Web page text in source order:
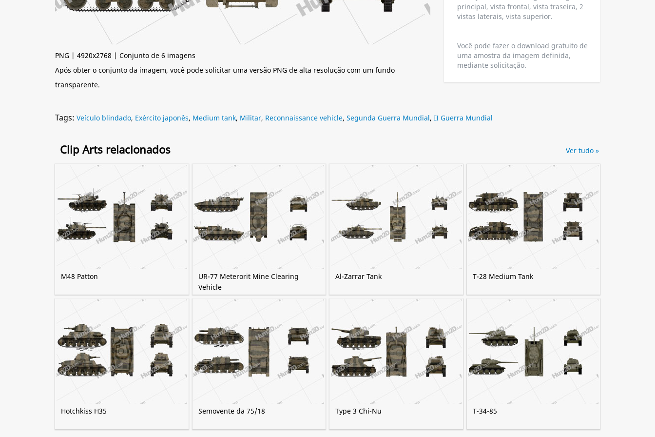
PNG | 4920x2768 | Conjunto de 6 imagens
Após obter o conjunto da imagem, você pode solicitar uma versão PNG de alta resolução com um fundo
transparente.
principal, vista frontal, vista traseira, 2
vistas laterais, vista superior.
Você pode fazer o download gratuito de
uma amostra da imagem definida,
mediante solicitação.
Tags: Veículo blindado, Exército japonês, Medium tank, Militar, Reconnaissance vehicle, Segunda Guerra Mundial, II Guerra Mundial
Clip Arts relacionados
M48 Patton
UR-77 Meterorit Mine Clearing
Vehicle
Al-Zarrar Tank T-28 Medium Tank
Hotchkiss H35 Semovente da 75/18 Type 3 Chi-Nu T-34-85
Ver tudo »